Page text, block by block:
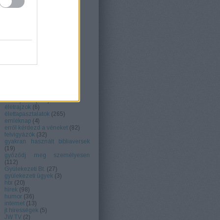
1919
4
betiltás (2)
ébredjetek! (554)
életrajzok (6)
élettapasztalatok (265)
emléknap (4)
erről kérdezd a véneket (82)
felvigyázók (32)
gyakran használt bibliaversek
(19)
győződj meg személyesen
(112)
Gyülekezeti Bt. (27)
gyülekezeti ügyek (3)
hbr (20)
hírek (98)
humor (36)
internet (13)
jt hírességek (5)
JW TV (2)